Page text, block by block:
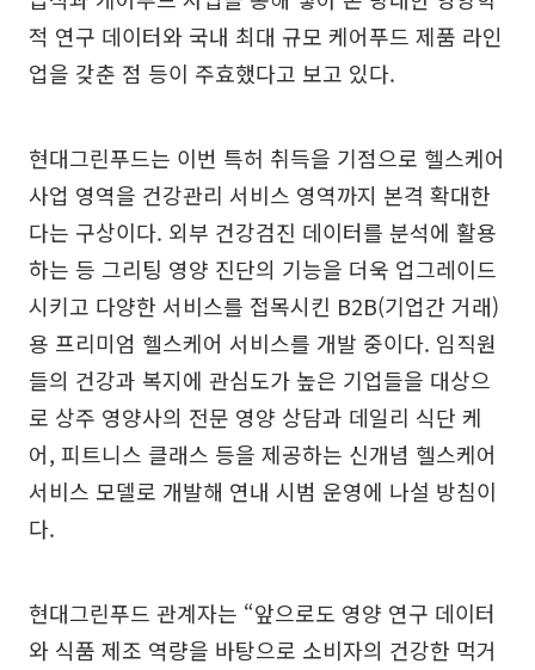
적 연구 데이터와 국내 최대 규모 케어푸드 제품 라인
업을 갖춘 점 등이 주효했다고 보고 있다.
현대그린푸드는 이번 특허 취득을 기점으로 헬스케어
사업 영역을 건강관리 서비스 영역까지 본격 확대한
다는 구상이다. 외부 건강검진 데이터를 분석에 활용
하는 등 그리팅 영양 진단의 기능을 더욱 업그레이드
시키고 다양한 서비스를 접목시킨 B2B(기업간 거래)
용 프리미엄 헬스케어 서비스를 개발 중이다. 임직원
들의 건강과 복지에 관심도가 높은 기업들을 대상으
로 상주 영양사의 전문 영양 상담과 데일리 식단 케
어, 피트니스 클래스 등을 제공하는 신개념 헬스케어
서비스 모델로 개발해 연내 시범 운영에 나설 방침이
다.
현대그린푸드 관계자는 “앞으로도 영양 연구 데이터
와 식품 제조 역량을 바탕으로 소비자의 건강한 먹거